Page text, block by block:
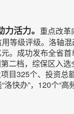
活力。 重点改
等级评级。洛轴
。成功发布全省
二档，综保区入
目325个、投资总
快办”，120个“